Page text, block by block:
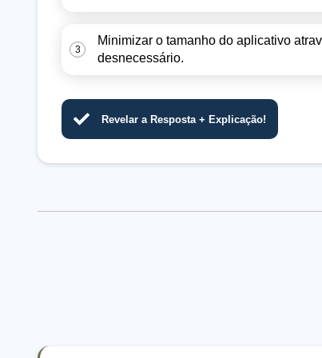
3
Minimizar o tamanho do aplicativo
desnecessário.
Revelar a Resposta + Explicação!